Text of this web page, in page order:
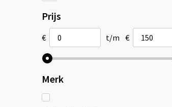
Prijs
€ t/m €
Merk